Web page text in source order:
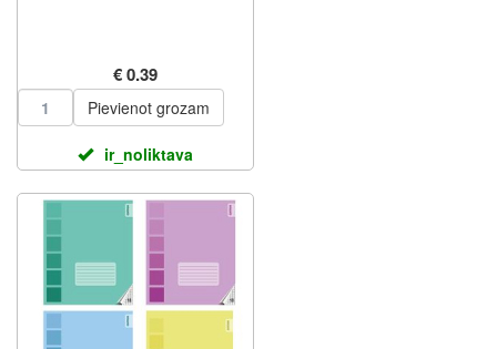
€ 0.39
Pievienot grozam
ir_noliktava